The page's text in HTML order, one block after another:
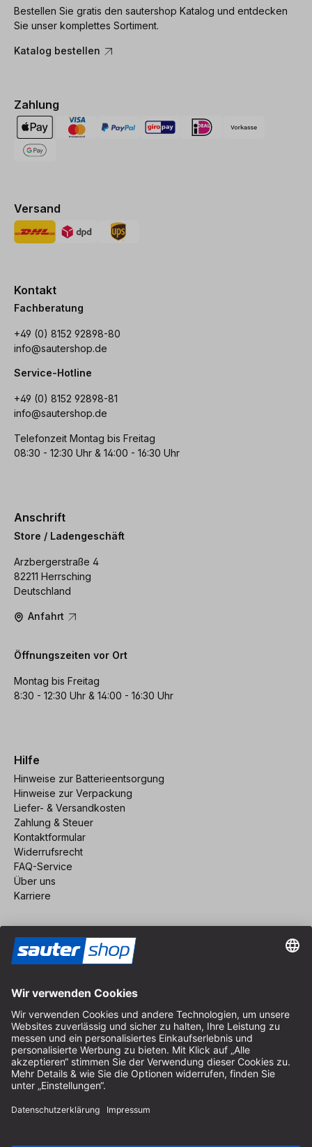
Bestellen Sie gratis den sautershop Katalog und entdecken
Sie unser komplettes Sortiment.
Katalog bestellen
Zahlung
Versand
Kontakt
Fachberatung
+49 (0) 8152 92898-80
info@sautershop.de
Service-Hotline
+49 (0) 8152 92898-81
info@sautershop.de
Telefonzeit Montag bis Freitag
08:30 - 12:30 Uhr & 14:00 - 16:30 Uhr
Anschrift
Store / Ladengeschäft
Arzbergerstraße 4
82211 Herrsching
Deutschland
Anfahrt
Öffnungszeiten vor Ort
Montag bis Freitag
8:30 - 12:30 Uhr & 14:00 - 16:30 Uhr
Hilfe
Hinweise zur Batterieentsorgung
Hinweise zur Verpackung
Liefer- & Versandkosten
Zahlung & Steuer
Kontaktformular
Widerrufsrecht
FAQ-Service
Über uns
Karriere
Impressum
AGB
Datenschutz
Cookie-Einstellungen
© 2026 sauter GmbH